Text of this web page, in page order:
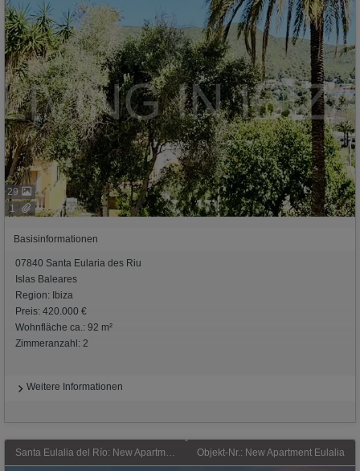
1
29
Basisinformationen
07840 Santa Eularia des Riu
Islas Baleares
Region: Ibiza
Preis: 420.000 €
Wohnfläche ca.: 92 m²
Zimmeranzahl: 2
Weitere Informationen
Santa Eulalia del Río: New Apartment Eulalia – zum Kaufen auf Ibiza, wird demnächst fertiggestellt, mit Parkplatz und Abstellraum inkl. Objekt-Nr.: New Apartment Eulalia